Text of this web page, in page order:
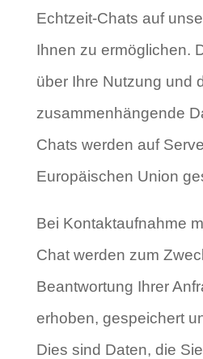
Echtzeit-Chats auf
Ihnen zu ermöglichen.
über Ihre Nutzung und
zusammenhängende
Chats werden auf
Europäischen Union
Bei Kontaktaufnahme
Chat werden zum
Beantwortung Ihrer
erhoben, gespeichert
Dies sind Daten, die